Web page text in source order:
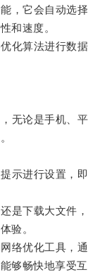
，它会自动选择
和速度。
化算法进行数据
无论是手机、平
示进行设置，即
是下载大文件，
验。
络优化工具，通
够畅快地享受互